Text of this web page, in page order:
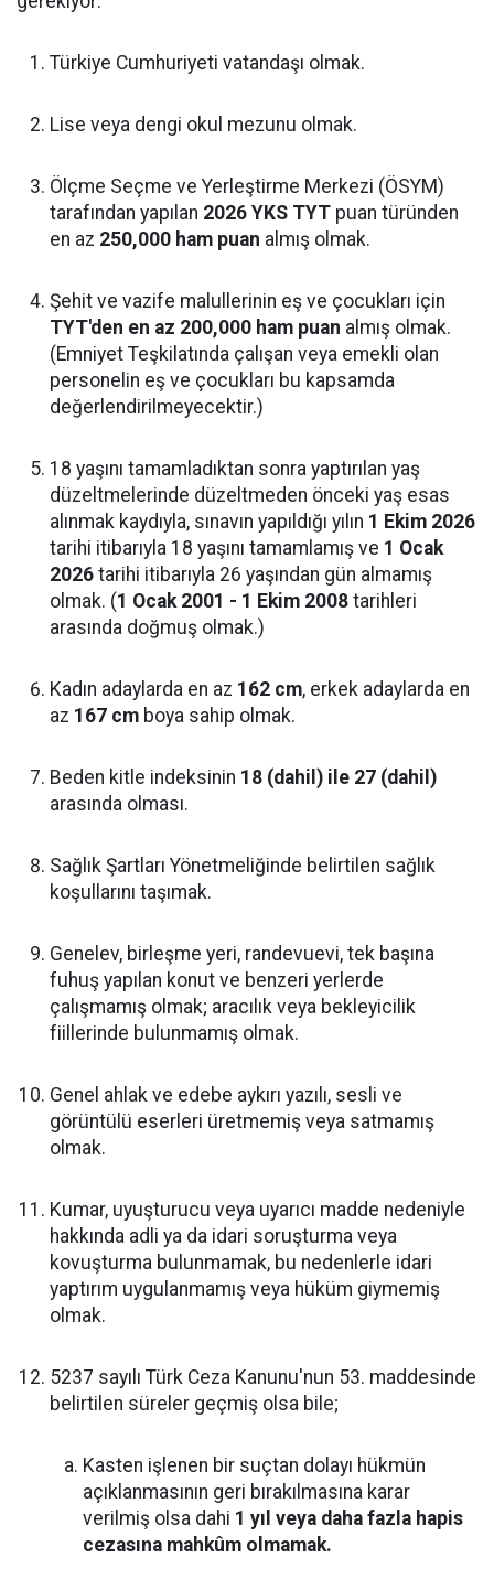
Türkiye Cumhuriyeti vatandaşı olmak.
Lise veya dengi okul mezunu olmak.
Ölçme Seçme ve Yerleştirme Merkezi (ÖSYM)
tarafından yapılan 2026 YKS TYT puan türünden
en az 250,000 ham puan almış olmak.
Şehit ve vazife malullerinin eş ve çocukları için
TYT'den en az 200,000 ham puan almış olmak.
(Emniyet Teşkilatında çalışan veya emekli olan
personelin eş ve çocukları bu kapsamda
değerlendirilmeyecektir.)
18 yaşını tamamladıktan sonra yaptırılan yaş
düzeltmelerinde düzeltmeden önceki yaş esas
alınmak kaydıyla, sınavın yapıldığı yılın 1 Ekim 2026
tarihi itibarıyla 18 yaşını tamamlamış ve 1 Ocak
2026 tarihi itibarıyla 26 yaşından gün almamış
olmak. (1 Ocak 2001 - 1 Ekim 2008 tarihleri
arasında doğmuş olmak.)
Kadın adaylarda en az 162 cm, erkek adaylarda en
az 167 cm boya sahip olmak.
Beden kitle indeksinin 18 (dahil) ile 27 (dahil)
arasında olması.
Sağlık Şartları Yönetmeliğinde belirtilen sağlık
koşullarını taşımak.
Genelev, birleşme yeri, randevuevi, tek başına
fuhuş yapılan konut ve benzeri yerlerde
çalışmamış olmak; aracılık veya bekleyicilik
fiillerinde bulunmamış olmak.
Genel ahlak ve edebe aykırı yazılı, sesli ve
görüntülü eserleri üretmemiş veya satmamış
olmak.
Kumar, uyuşturucu veya uyarıcı madde nedeniyle
hakkında adli ya da idari soruşturma veya
kovuşturma bulunmamak, bu nedenlerle idari
yaptırım uygulanmamış veya hüküm giymemiş
olmak.
5237 sayılı Türk Ceza Kanunu'nun 53. maddesinde
belirtilen süreler geçmiş olsa bile;
Kasten işlenen bir suçtan dolayı hükmün
açıklanmasının geri bırakılmasına karar
verilmiş olsa dahi 1 yıl veya daha fazla hapis
cezasına mahkûm olmamak.